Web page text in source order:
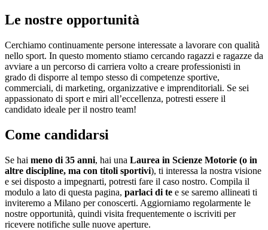
Le nostre opportunità
Cerchiamo continuamente persone interessate a lavorare con qualità
nello sport. In questo momento stiamo cercando ragazzi e ragazze da
avviare a un percorso di carriera volto a creare professionisti in
grado di disporre al tempo stesso di competenze sportive,
commerciali, di marketing, organizzative e imprenditoriali. Se sei
appassionato di sport e miri all’eccellenza, potresti essere il
candidato ideale per il nostro team!
Come candidarsi
Se hai meno di 35 anni, hai una Laurea in Scienze Motorie (o in
altre discipline, ma con titoli sportivi), ti interessa la nostra visione
e sei disposto a impegnarti, potresti fare il caso nostro. Compila il
modulo a lato di questa pagina, parlaci di te e se saremo allineati ti
inviteremo a Milano per conoscerti. Aggiorniamo regolarmente le
nostre opportunità, quindi visita frequentemente o iscriviti per
ricevere notifiche sulle nuove aperture.